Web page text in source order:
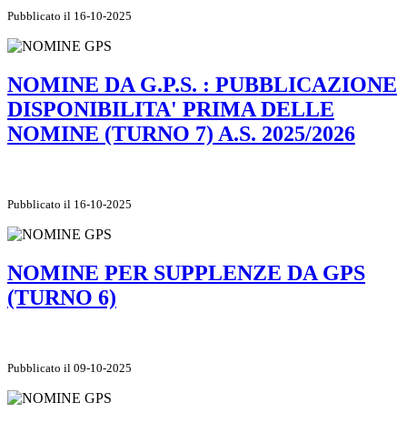
Pubblicato il 16-10-2025
NOMINE DA G.P.S. : PUBBLICAZIONE
DISPONIBILITA' PRIMA DELLE
NOMINE (TURNO 7) A.S. 2025/2026
Pubblicato il 16-10-2025
NOMINE PER SUPPLENZE DA GPS
(TURNO 6)
Pubblicato il 09-10-2025